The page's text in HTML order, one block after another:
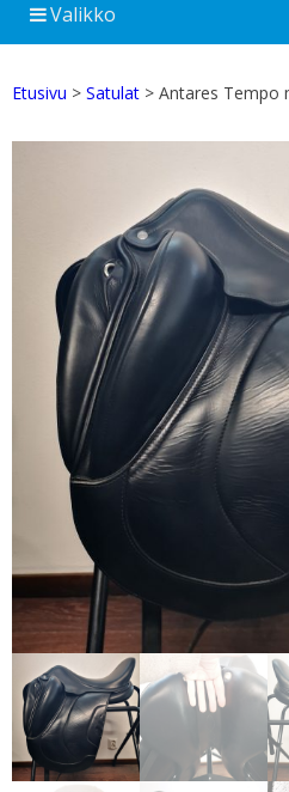
Valikko
Etusivu > Satulat > Antares Tempo